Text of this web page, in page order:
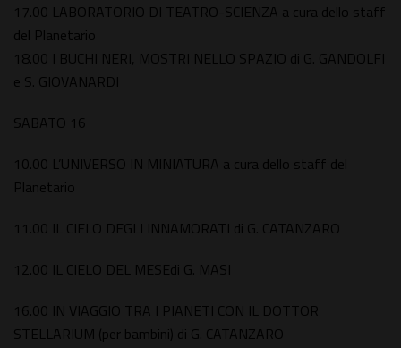
17.00 LABORATORIO DI TEATRO-SCIENZA a cura dello staff
del Planetario
18.00 I BUCHI NERI, MOSTRI NELLO SPAZIO di G. GANDOLFI
e S. GIOVANARDI
SABATO 16
10.00 L’UNIVERSO IN MINIATURA a cura dello staff del
Planetario
11.00 IL CIELO DEGLI INNAMORATI di G. CATANZARO
12.00 IL CIELO DEL MESEdi G. MASI
16.00 IN VIAGGIO TRA I PIANETI CON IL DOTTOR
STELLARIUM (per bambini) di G. CATANZARO